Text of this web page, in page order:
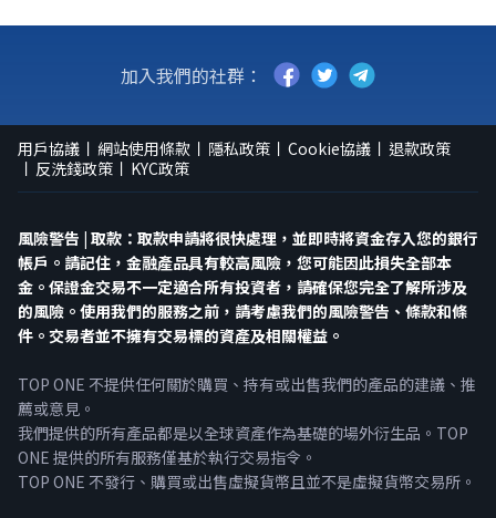
加入我們的社群：
用戶協議 網站使用條款 隱私政策 Cookie協議
退款政策
反洗錢政策
KYC政策
風險警告 | 取款：取款申請將很快處理，並即時將資金存入您的銀行
帳戶。請記住，金融產品具有較高風險，您可能因此損失全部本
金。保證金交易不一定適合所有投資者，請確保您完全了解所涉及
的風險。使用我們的服務之前，請考慮我們的風險警告、條款和條
件。交易者並不擁有交易標的資產及相關權益。
TOP ONE 不提供任何關於購買、持有或出售我們的產品的建議、推
薦或意見。
我們提供的所有產品都是以全球資產作為基礎的場外衍生品。TOP
ONE 提供的所有服務僅基於執行交易指令。
TOP ONE 不發行、購買或出售虛擬貨幣且並不是虛擬貨幣交易所。